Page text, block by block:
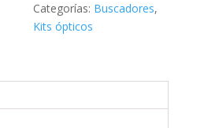
Categorías: Buscadores,
Kits ópticos